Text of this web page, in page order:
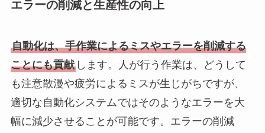
エラーの削減と生産性の向上
自動化は、手作業によるミスやエラーを削減する
ことにも貢献します。人が行う作業は、どうして
も注意散漫や疲労によるミスが生じがちですが、
適切な自動化システムではそのようなエラーを大
幅に減少させることが可能です。エラーの削減